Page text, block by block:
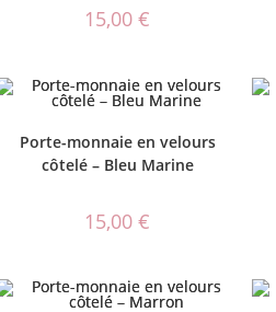
15,00 €
Porte-monnaie en velours
côtelé – Bleu Marine
15,00 €